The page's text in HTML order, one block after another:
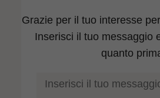
Grazie per il tuo interesse
Inserisci il tuo messaggio
quanto